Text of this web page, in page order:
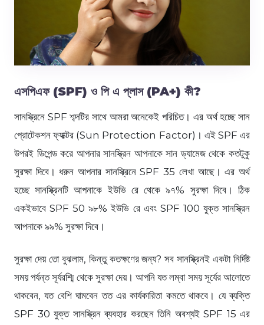
এসপিএফ (SPF) ও পি এ প্লাস (PA+) কী?
সানস্ক্রিনে SPF শব্দটির সাথে আমরা অনেকেই পরিচিত। এর অর্থ হচ্ছে সান
প্রোটেকশন ফ্যাক্টর (Sun Protection Factor)। এই SPF এর
উপরই ডিপেন্ড করে আপনার সানস্ক্রিন আপনাকে সান ড্যামেজ থেকে কতটুকু
সুরক্ষা দিবে। ধরুন আপনার সানস্ক্রিনে SPF 35 লেখা আছে। এর অর্থ
হচ্ছে সানস্ক্রিনটি আপনাকে ইউভি রে থেকে ৯৭% সুরক্ষা দিবে। ঠিক
একইভাবে SPF 50 ৯৮% ইউভি রে এবং SPF 100 যুক্ত সানস্ক্রিন
আপনাকে ৯৯% সুরক্ষা দিবে।
সুরক্ষা দেয় তো বুঝলাম, কিন্তু কতক্ষণের জন্য? সব সানস্ক্রিনই একটা নির্দিষ্ট
সময় পর্যন্ত সূর্যরশ্মি থেকে সুরক্ষা দেয়। আপনি যত লম্বা সময় সূর্যের আলোতে
থাকবেন, যত বেশি ঘামবেন তত এর কার্যকারিতা কমতে থাকবে। যে ব্যক্তি
SPF 30 যুক্ত সানস্ক্রিন ব্যবহার করছেন তিনি অবশ্যই SPF 15 এর